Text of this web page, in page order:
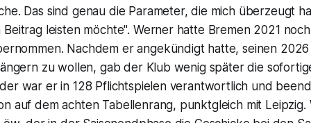
Das sind genau die Parameter, die mich überzeugt
leisten möchte". Werner hatte Bremen 2021
Nachdem er angekündigt hatte, seinen
zu wollen, gab der Klub wenig später die
war er in 128 Pflichtspielen verantwortlich und
auf dem achten Tabellenrang, punktgleich mit